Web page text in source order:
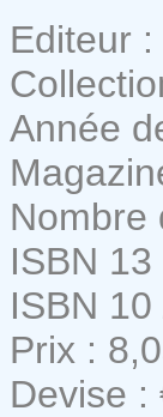
Editeur
Année
Nombre
ISBN
ISBN
Prix :
Devise :